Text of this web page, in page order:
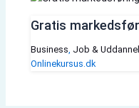
Gratis
Business Job &
Onlinekursus.dk